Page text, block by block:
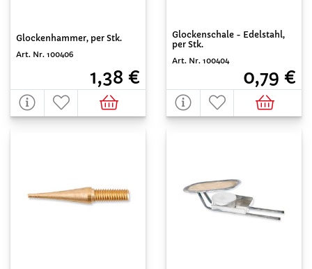
Glockenhammer, per Stk.
Art. Nr. 100406
1,38 €
Glockenschale - Edelstahl,
per Stk.
Art. Nr. 100404
0,79 €